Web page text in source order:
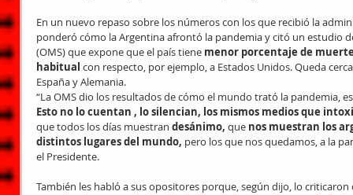
En un nuevo repaso sobre los números con los que recibió la
ponderó cómo la Argentina afrontó la pandemia y citó un estudio
(OMS) que expone que el país tiene menor porcentaje de
habitual con respecto, por ejemplo, a Estados Unidos. Queda
España y Alemania.
“La OMS dio los resultados de cómo el mundo trató la pandemia,
Esto no lo cuentan , lo silencian, los mismos medios que
que todos los días muestran desánimo, que nos muestran los
distintos lugares del mundo, pero los que nos quedamos, a la
el Presidente.
También les habló a sus opositores porque, según dijo, lo